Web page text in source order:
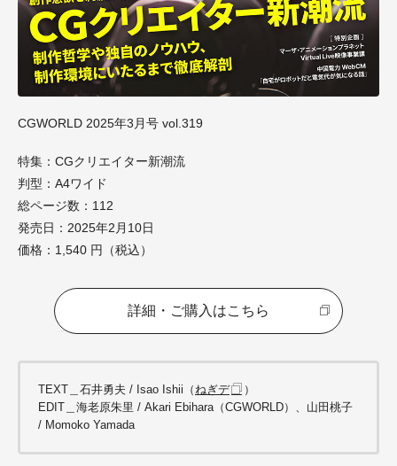
CGWORLD 2025年3月号 vol.319
特集：CGクリエイター新潮流
判型：A4ワイド
総ページ数：112
発売日：2025年2月10日
価格：1,540 円（税込）
詳細・ご購入はこちら
TEXT＿石井勇夫 / Isao Ishii（ねぎデ
）
EDIT＿海老原朱里 / Akari Ebihara（CGWORLD）、山田桃子
/ Momoko Yamada